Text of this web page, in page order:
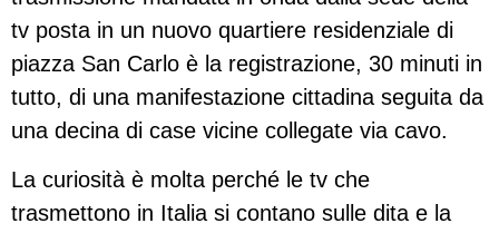
tv posta in un nuovo quartiere residenziale di
piazza San Carlo è la registrazione, 30 minuti in
tutto, di una manifestazione cittadina seguita da
una decina di case vicine collegate via cavo.
La curiosità è molta perché le tv che
trasmettono in Italia si contano sulle dita e la